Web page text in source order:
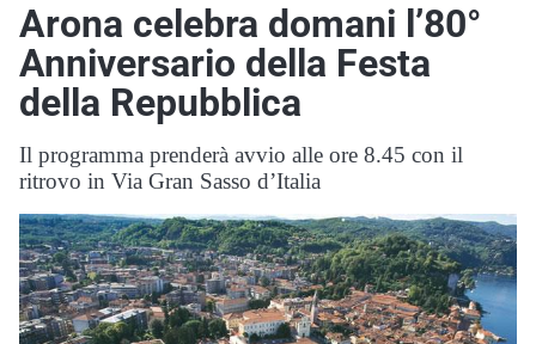
Arona celebra domani l’80°
Anniversario della Festa
della Repubblica
Il programma prenderà avvio alle ore 8.45 con il
ritrovo in Via Gran Sasso d’Italia